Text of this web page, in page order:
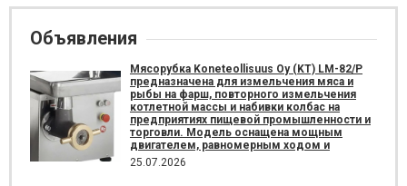
Объявления
Мясорубка Koneteollisuus Oy (KT)​ LM-82/P
предназначена для измельчения мяса и
рыбы на фарш, повторного измельчения
котлетной массы и набивки колбас на
предприятиях пищевой промышленности и
торговли. Модель оснащена мощным
двигателем, равномерным ходом и
25.07.2026